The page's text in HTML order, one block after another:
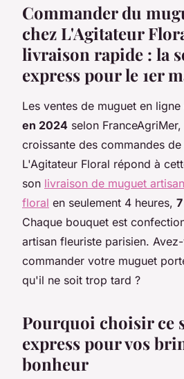
Commander du
chez L'Agitateur
livraison rapide : la
express pour le 1er
Les ventes de muguet en
en 2024 selon
croissante des commandes
L'Agitateur Floral répond à
son livraison de muguet
floral en seulement 4 heures,
Chaque bouquet est
artisan fleuriste parisien.
commander votre muguet
qu'il ne soit trop tard ?
Pourquoi choisir ce
express pour vos
bonheur